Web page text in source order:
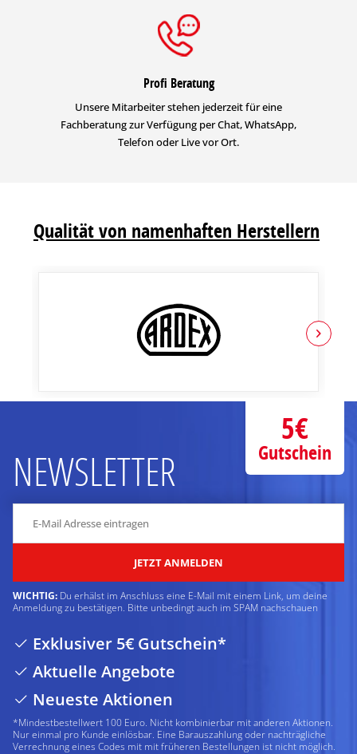
Profi Beratung
Unsere Mitarbeiter stehen jederzeit für eine
Fachberatung zur Verfügung per Chat, WhatsApp,
Telefon oder Live vor Ort.
Qualität von namenhaften Herstellern
NEWSLETTER
JETZT ANMELDEN
WICHTIG: Du erhälst im Anschluss eine E-Mail mit einem Link, um deine
Anmeldung zu bestätigen. Bitte unbedingt auch im SPAM nachschauen
Exklusiver 5€ Gutschein*
Aktuelle Angebote
Neueste Aktionen
*Mindestbestellwert 100 Euro. Nicht kombinierbar mit anderen Aktionen.
Nur einmal pro Kunde einlösbar. Eine Barauszahlung oder nachträgliche
Verrechnung eines Codes mit mit früheren Bestellungen ist nicht möglich.
5€
Gutschein